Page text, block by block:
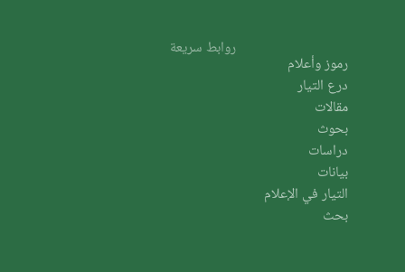
روابط سريعة
رموز وأعلام
درع التيار
مقالات
بحوث
دراسات
بيانات
التيار في الإعلام
بحث